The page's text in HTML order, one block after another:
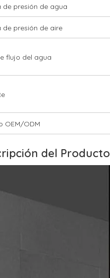
de presión de agua
de presión de aire
flujo del agua
OEM/ODM
del Producto